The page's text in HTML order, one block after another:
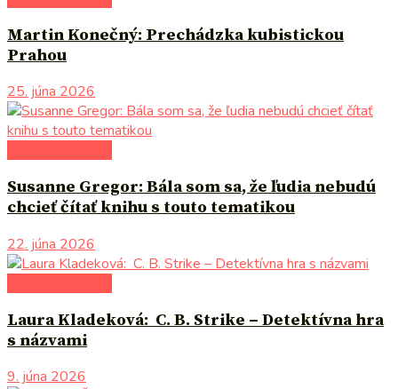
Martin Konečný: Prechádzka kubistickou
Prahou
25. júna 2026
Susanne Gregor: Bála som sa, že ľudia nebudú
chcieť čítať knihu s touto tematikou
22. júna 2026
Laura Kladeková: C. B. Strike – Detektívna hra
s názvami
9. júna 2026